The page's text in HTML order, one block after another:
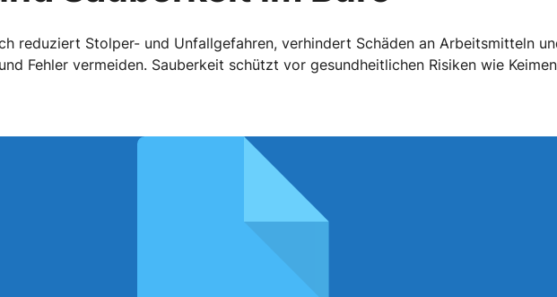
reduziert Stolper- und Unfallgefahren, verhindert Schäden an Arbeitsmitteln
Fehler vermeiden. Sauberkeit schützt vor gesundheitlichen Risiken wie